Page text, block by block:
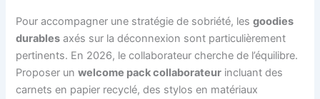
Pour accompagner une stratégie de sobriété, lesgoodies
durables axés sur la déconnexion sont particulièrement
pertinents. En 2026, le collaborateur cherche de l’équilibre.
Proposer unwelcome pack collaborateur incluant des
carnets en papier recyclé, des stylos en matériaux